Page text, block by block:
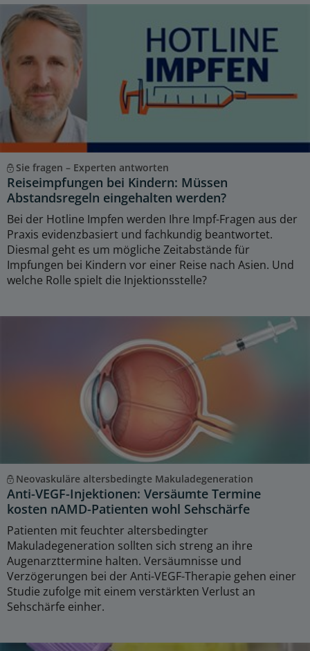
Sie fragen – Experten antworten
Reiseimpfungen bei Kindern: Müssen
Abstandsregeln eingehalten werden?
Bei der Hotline Impfen werden Ihre Impf-Fragen aus der
Praxis evidenzbasiert und fachkundig beantwortet.
Diesmal geht es um mögliche Zeitabstände für
Impfungen bei Kindern vor einer Reise nach Asien. Und
welche Rolle spielt die Injektionsstelle?
Neovaskuläre altersbedingte Makuladegeneration
Anti-VEGF-Injektionen: Versäumte Termine
kosten nAMD-Patienten wohl Sehschärfe
Patienten mit feuchter altersbedingter
Makuladegeneration sollten sich streng an ihre
Augenarzttermine halten. Versäumnisse und
Verzögerungen bei der Anti-VEGF-Therapie gehen einer
Studie zufolge mit einem verstärkten Verlust an
Sehschärfe einher.